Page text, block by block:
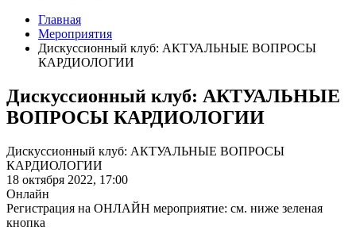
Главная
Мероприятия
Дискуссионный клуб: АКТУАЛЬНЫЕ ВОПРОСЫ
КАРДИОЛОГИИ
Дискуссионный клуб: АКТУАЛЬНЫЕ
ВОПРОСЫ КАРДИОЛОГИИ
Дискуссионный клуб: АКТУАЛЬНЫЕ ВОПРОСЫ
КАРДИОЛОГИИ
18 октября 2022, 17:00
Онлайн
Регистрация на ОНЛАЙН мероприятие: см. ниже зеленая
кнопка